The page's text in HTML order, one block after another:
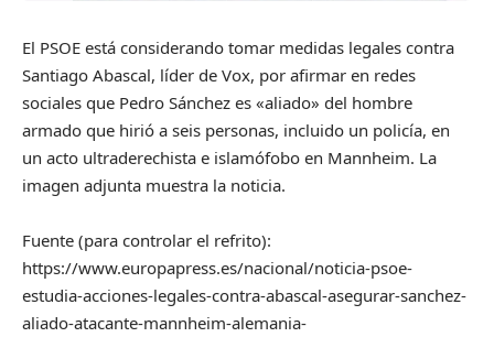
El PSOE está considerando tomar medidas legales contra
Santiago Abascal, líder de Vox, por afirmar en redes
sociales que Pedro Sánchez es «aliado» del hombre
armado que hirió a seis personas, incluido un policía, en
un acto ultraderechista e islamófobo en Mannheim. La
imagen adjunta muestra la noticia.
Fuente (para controlar el refrito):
https://www.europapress.es/nacional/noticia-psoe-
estudia-acciones-legales-contra-abascal-asegurar-sanchez-
aliado-atacante-mannheim-alemania-